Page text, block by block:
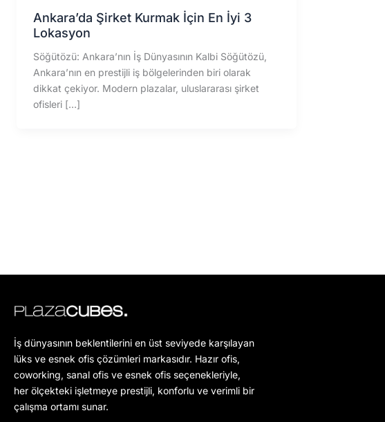
Ankara’da Şirket Kurmak İçin En İyi 3
Lokasyon
Söğütözü: Ankara’nın İş Dünyasının Kalbi Söğütözü,
Ankara’nın en prestijli iş bölgelerinden biri olarak
dikkat çekiyor. Modern plazalar, uluslararası şirket
ofisleri […]
İş dünyasının beklentilerini en üst seviyede karşılayan
lüks ve esnek ofis çözümleri markasıdır. Hazır ofis,
coworking, sanal ofis ve esnek ofis seçenekleriyle,
her ölçekteki işletmeye prestijli, konforlu ve verimli bir
çalışma ortamı sunar.